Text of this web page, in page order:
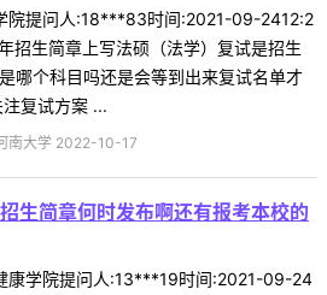
院提问人:18***83时间:2021-09-2412:2
招生简章上写法硕（法学）复试是招生
哪个科目吗还是会等到出来复试名单才
复试方案 ...
南大学 2022-10-17
生简章何时发布啊还有报考本校的
康学院提问人:13***19时间:2021-09-24